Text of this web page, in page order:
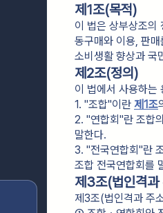
제1조(목적)
이 법은 상부상조의
동구매와 이용, 판
소비생활 향상과 국
제2조(정의)
이 법에서 사용하는
1. "조합"이란 제1조
2. "연합회"란 조합
말한다.
3. "전국연합회"란
조합 전국연합회를
제3조(법인격과
제3조(법인격과 주